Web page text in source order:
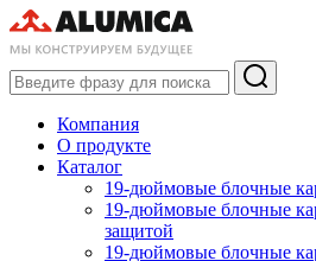
Компания
О продукте
Каталог
19-дюймовые блочные
19-дюймовые блочные
защитой
19-дюймовые блочные